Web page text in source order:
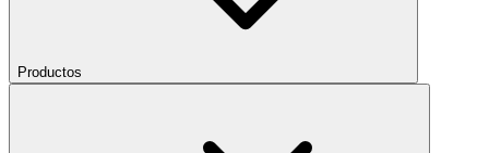
Productos